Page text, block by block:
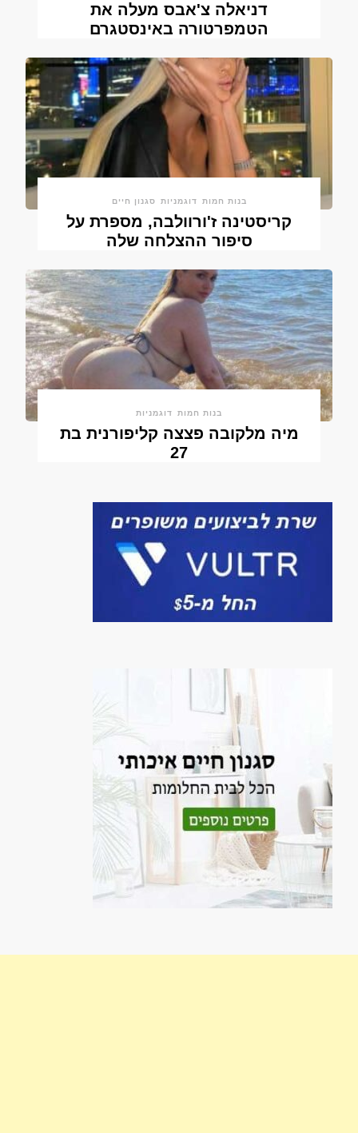
דניאלה צ'אבס מעלה את
הטמפרטורה באינסטגרם
בנות חמות דוגמניות סגנון חיים
קריסטינה ז'ורוולבה, מספרת על
סיפור ההצלחה שלה
בנות חמות דוגמניות
מיה מלקובה פצצה קליפורנית בת
27